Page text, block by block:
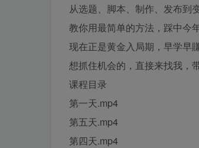
从选题、脚本、制作、发布到
教你用最简单的方法，踩中今
现在正是黄金入局期，早学早
想抓住机会的，直接来找我，
课程目录
第一天.mp4
第五天.mp4
第四天.mp4